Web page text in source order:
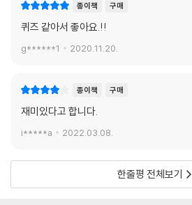
종이책 구매
퀴즈 같아서 좋아요.!!
g******1 2020.11.20.
종이책 구매
재미있다고 합니다.
i*****a 2022.03.08.
한줄평 전체보기